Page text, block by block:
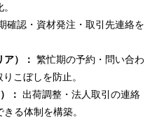
確認・資材発注・取引先連絡を
）： 繁忙期の予約・問い合わ
こぼしを防止。
： 出荷調整・法人取引の連絡
る体制を構築。